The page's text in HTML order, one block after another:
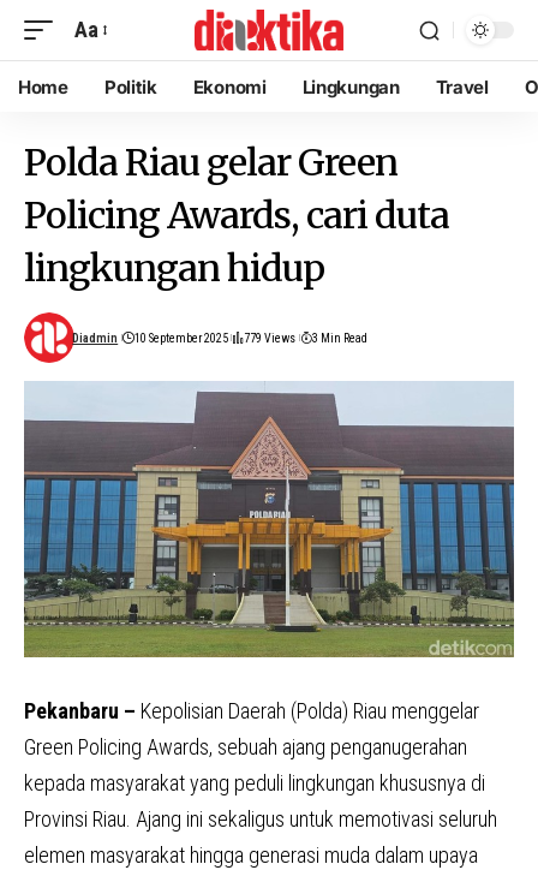
Aa
Home Politik Ekonomi Lingkungan Travel
Polda Riau gelar Green
Policing Awards, cari duta
lingkungan hidup
Diadmin 10 September 2025 779 Views 3 Min Read
Pekanbaru – Kepolisian Daerah (Polda) Riau menggelar
Green Policing Awards, sebuah ajang penganugerahan
kepada masyarakat yang peduli lingkungan khususnya di
Provinsi Riau. Ajang ini sekaligus untuk memotivasi seluruh
elemen masyarakat hingga generasi muda dalam upaya